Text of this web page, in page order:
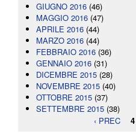
GIUGNO 2016 (46)
MAGGIO 2016 (47)
APRILE 2016 (44)
MARZO 2016 (44)
FEBBRAIO 2016 (36)
GENNAIO 2016 (31)
DICEMBRE 2015 (28)
NOVEMBRE 2015 (40)
OTTOBRE 2015 (37)
SETTEMBRE 2015 (38)
‹ PREC